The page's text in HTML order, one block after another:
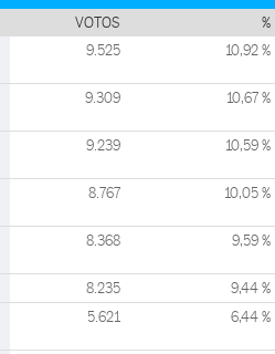
VOTOS %
9.525 10,92 %
9.309 10,67 %
9.239 10,59 %
8.767 10,05 %
8.368 9,59 %
8.235 9,44 %
5.621 6,44 %